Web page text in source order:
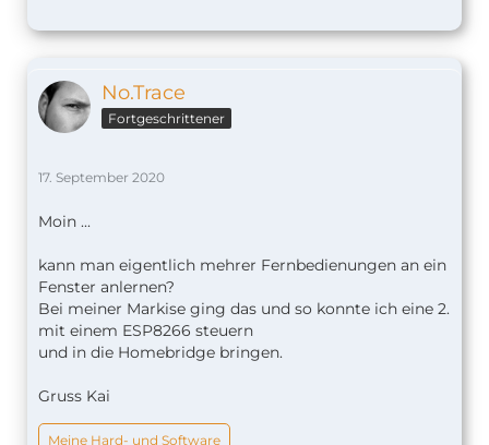
No.Trace
Fortgeschrittener
17. September 2020
Moin ...
kann man eigentlich mehrer Fernbedienungen an ein
Fenster anlernen?
Bei meiner Markise ging das und so konnte ich eine 2.
mit einem ESP8266 steuern
und in die Homebridge bringen.
Gruss Kai
Meine Hard- und Software